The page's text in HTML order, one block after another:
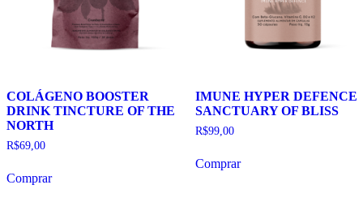
COLÁGENO BOOSTER
DRINK TINCTURE OF THE
NORTH
R$69,00
Comprar
IMUNE HYPER DEFENCE
SANCTUARY OF BLISS
R$99,00
Comprar